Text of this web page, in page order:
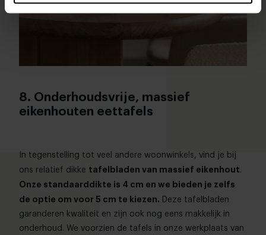
8. Onderhoudsvrije, massief
eikenhouten eettafels
In tegenstelling tot veel andere woonwinkels, vind je bij
ons relatief dikke tafelbladen van massief eikenhout.
Onze standaarddikte is 4 cm en we bieden je zelfs
de optie om voor 5 cm te kiezen. Deze tafelbladen
garanderen kwaliteit en zijn ook nog eens makkelijk in
onderhoud. We voorzien de tafels in onze werkplaats van